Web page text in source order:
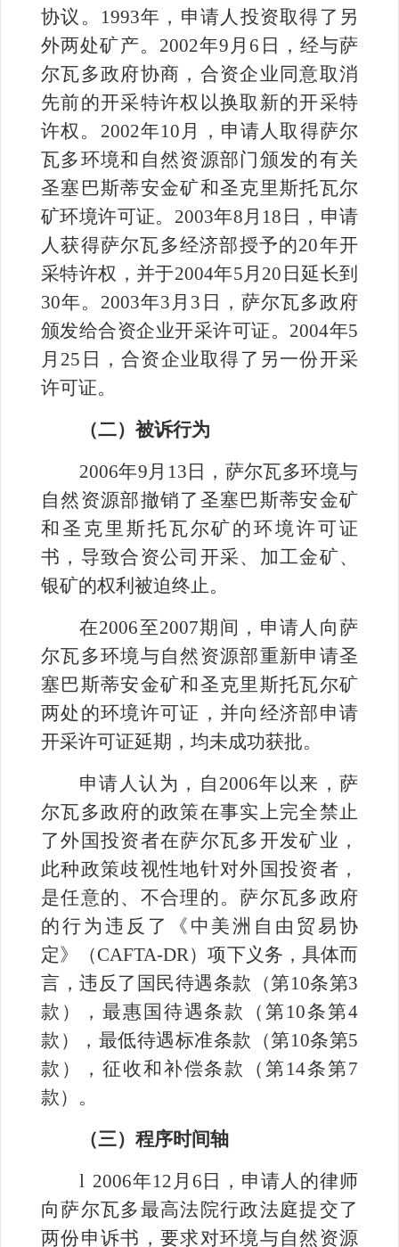
协议。 1993年，申请人投资取得了另
外两处矿产。 2002年9 月 6 日，经与萨
尔瓦多政府协商，合资企业同意取消
先前的开采特许权以换取新的开采特
许权。 2002年10 月，申请人取得萨尔
瓦多环境和自然资源部门颁发的有关
圣塞巴斯蒂安金矿和圣克里斯托瓦尔
矿环境许可证。 2003年8月 18 日，申请
人获得萨尔瓦多经济部授予的20年开
采特许权，并于2004年5月 20 日延长到
30年。 2003年3 月 3 日，萨尔瓦多政府
颁发给合资企业开采许可证。 2004年5
月 25 日，合资企业取得了另一份开采
许可证。
（二）被诉行为
2006年9月 13 日，萨尔瓦多环境与
自然资源部撤销了圣塞巴斯蒂安金矿
和圣克里斯托瓦尔矿的环境许可证
书，导致合资公司开采、加工金矿、
银矿的权利被迫终止。
在2006至2007期间，申请人向萨
尔瓦多环境与自然资源部重新申请圣
塞巴斯蒂安金矿和圣克里斯托瓦尔矿
两处的环境许可证，并向经济部申请
开采许可证延期，均未成功获批。
申请人认为，自 2006年以来，萨
尔瓦多政府的政策在事实上完全禁止
了外国投资者在萨尔瓦多开发矿业，
此种政策歧视性地针对外国投资者，
是任意的、不合理的。萨尔瓦多政府
的行为违反了《中美洲自由贸易协
定》（CAFTA-DR）项下义务，具体而
言，违反了国民待遇条款（第10条第3
款），最惠国待遇条款（第 10条第4
款），最低待遇标准条款（第10条第5
款），征收和补偿条款（第 14条第7
款）。
（三）程序时间轴
l 2006年12 月 6 日，申请人的律师
向萨尔瓦多最高法院行政法庭提交了
两份申诉书，要求对环境与自然资源